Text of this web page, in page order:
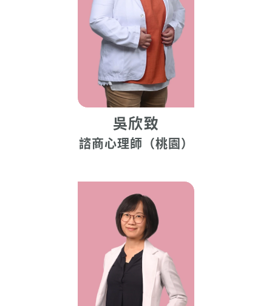
吳欣致
諮商心理師（桃園）